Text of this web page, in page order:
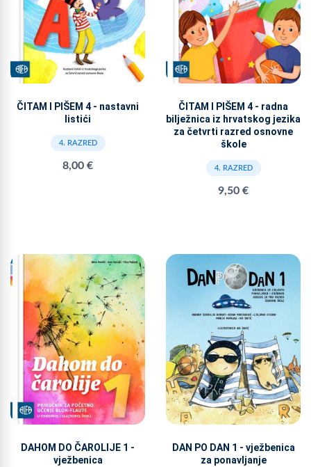
ČITAM I PIŠEM 4 - nastavni
listići
4. RAZRED
8,00 €
ČITAM I PIŠEM 4 - radna
bilježnica iz hrvatskog jezika
za četvrti razred osnovne
škole
4. RAZRED
9,50 €
DAHOM DO ČAROLIJE 1 -
vježbenica
DAN PO DAN 1 - vježbenica
za ponavljanje